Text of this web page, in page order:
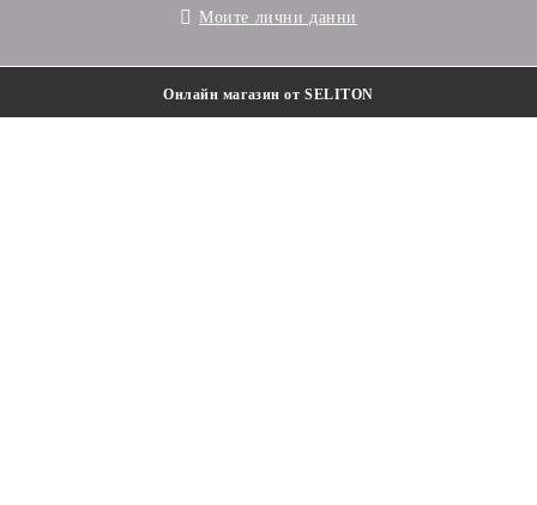
Моите лични данни
Онлайн магазин от SELITON